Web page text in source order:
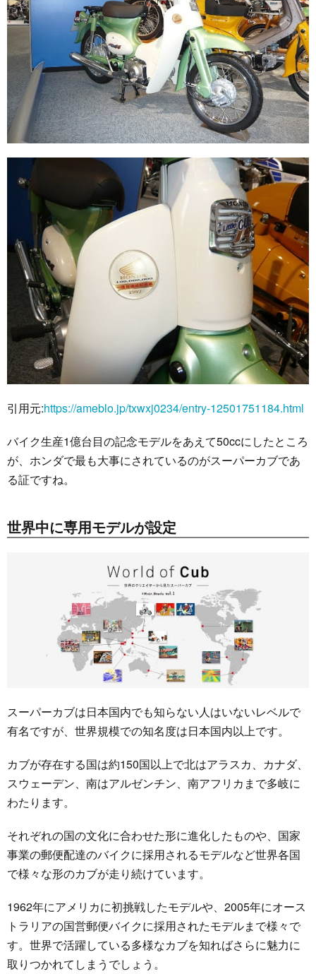
引用元:https://ameblo.jp/txwxj0234/entry-12501751184.html
バイク生産1億台目の記念モデルをあえて50ccにしたところ
が、ホンダで最も大事にされているのがスーパーカブであ
る証ですね。
世界中に専用モデルが設定
スーパーカブは日本国内でも知らない人はいないレベルで
有名ですが、世界規模での知名度は日本国内以上です。
カブが存在する国は約150国以上で北はアラスカ、カナダ、
スウェーデン、南はアルゼンチン、南アフリカまで多岐に
わたります。
それぞれの国の文化に合わせた形に進化したものや、国家
事業の郵便配達のバイクに採用されるモデルなど世界各国
で様々な形のカブが走り続けています。
1962年にアメリカに初挑戦したモデルや、2005年にオース
トラリアの国営郵便バイクに採用されたモデルまで様々で
す。世界で活躍している多様なカブを知ればさらに魅力に
取りつかれてしまうでしょう。